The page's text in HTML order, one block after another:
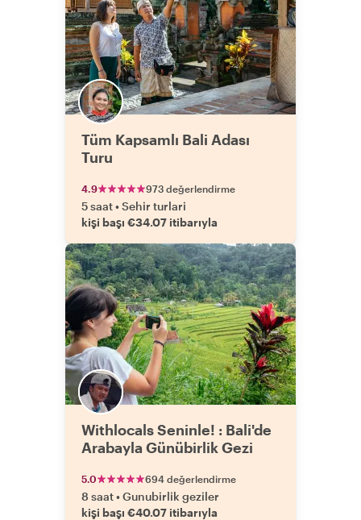
Tüm Kapsamlı Bali Adası
Turu
4.9 973 değerlendirme
5 saat•Sehir turlari
kişi başı €34.07 itibarıyla
Withlocals Seninle! : Bali'de
Arabayla Günübirlik Gezi
5.0 694 değerlendirme
8 saat•Gunubirlik geziler
kişi başı €40.07 itibarıyla